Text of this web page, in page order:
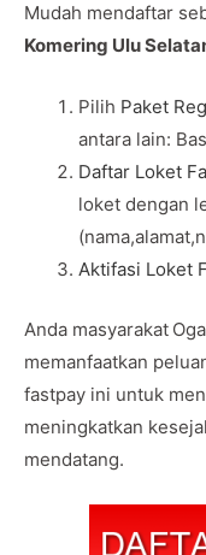
Mudah mendaftar
Komering Ulu
Pilih Paket
antara lain:
Daftar Loket
loket dengan
Aktifasi Loket
Anda masyarakat
memanfaatkan
fastpay ini untuk
meningkatkan
mendatang.